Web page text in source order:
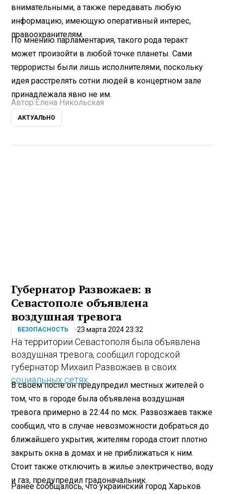
внимательными, а также передавать любую
информацию, имеющую оперативный интерес,
правоохранителям.
По мнению парламентария, такого рода теракт
может произойти в любой точке планеты. Сами
террористы были лишь исполнителями, поскольку
идея расстрелять сотни людей в концертном зале
принадлежала явно не им.
Автор: Елена Никольская
АКТУАЛЬНО
Губернатор Развожаев: в
Севастополе объявлена
воздушная тревога
БЕЗОПАСНОСТЬ 23 марта 2024 23:32
На территории Севастополя была объявлена
воздушная тревога, сообщил городской
губернатор Михаил Развожаев в своих
социальных сетях
В своем посте он предупредил местных жителей о
том, что в городе была объявлена воздушная
тревога примерно в 22:44 по мск. Развозжаев также
сообщил, что в случае невозможности добраться до
ближайшего укрытия, жителям города стоит плотно
закрыть окна в домах и не приближаться к ним.
Стоит также отключить в жилье электричество, воду
и газ, предупредил градоначальник.
Ранее сообщалось, что украинский город Харьков